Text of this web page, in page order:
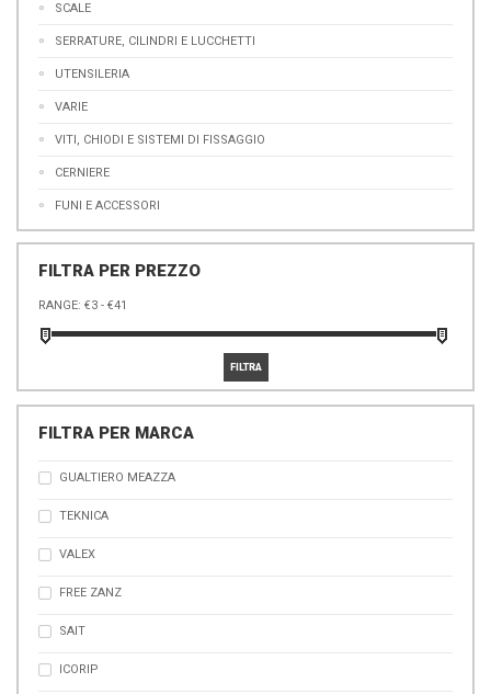
SCALE
SERRATURE, CILINDRI E LUCCHETTI
UTENSILERIA
VARIE
VITI, CHIODI E SISTEMI DI FISSAGGIO
CERNIERE
FUNI E ACCESSORI
FILTRA PER PREZZO
RANGE:
FILTRA PER MARCA
GUALTIERO MEAZZA
TEKNICA
VALEX
FREE ZANZ
SAIT
ICORIP